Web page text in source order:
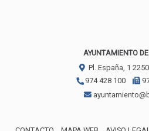
AYUNTAMIENTO
Pl. España, 1
974 428 100